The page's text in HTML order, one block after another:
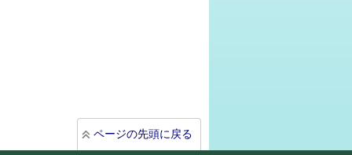
ページの先頭に戻る